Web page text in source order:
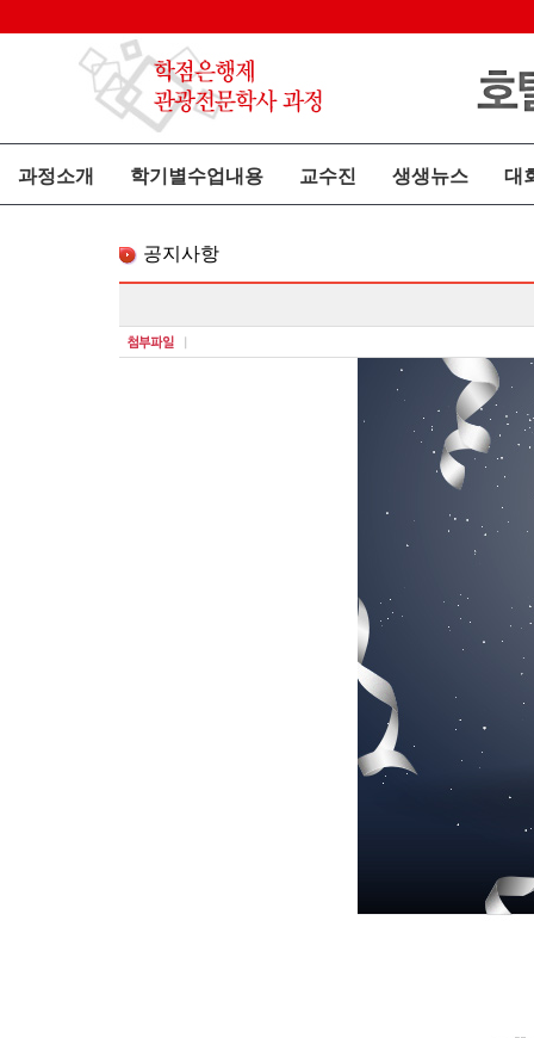
과정소개 학기별수업내용 교수진 생생뉴스 대
공지사항